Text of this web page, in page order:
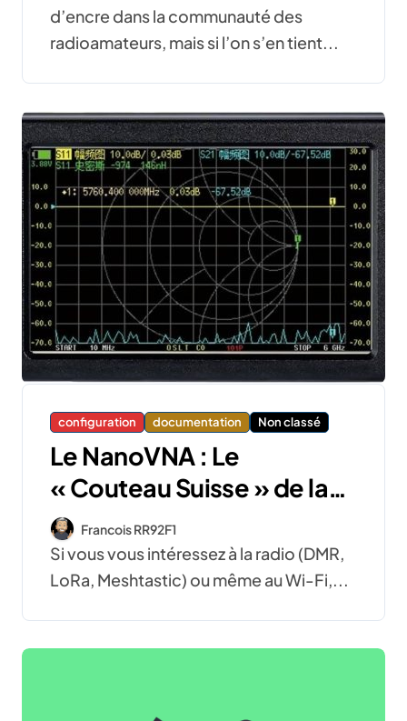
d’encre dans la communauté des
radioamateurs, mais si l’on s’en tient...
configuration documentation Non classé
Le NanoVNA : Le
« Couteau Suisse » de la
Radio
Francois RR92F1
Si vous vous intéressez à la radio (DMR,
LoRa, Meshtastic) ou même au Wi-Fi,...